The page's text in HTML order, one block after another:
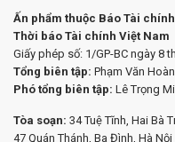
Ấn phẩm thuộc Báo Tài
Thời báo Tài chính Việt Nam
Giấy phép số: 1/GP-BC ngày 8
Tổng biên tập: Phạm Văn
Phó tổng biên tập: Lê Trọng
Tòa soạn: 34 Tuệ Tĩnh, Hai Bà
47 Quán Thánh, Ba Đình, Hà Nội